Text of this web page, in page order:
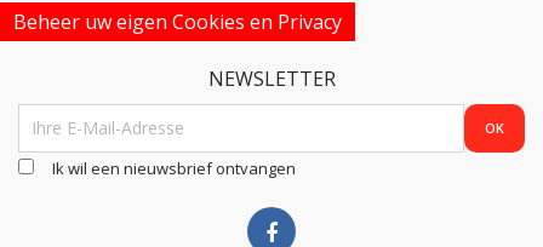
Beheer uw eigen Cookies en Privacy
NEWSLETTER
Ik wil een nieuwsbrief ontvangen